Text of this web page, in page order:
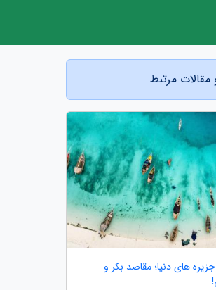
مقالات مرتبط
های دنیا؛ مقاصد بکر و